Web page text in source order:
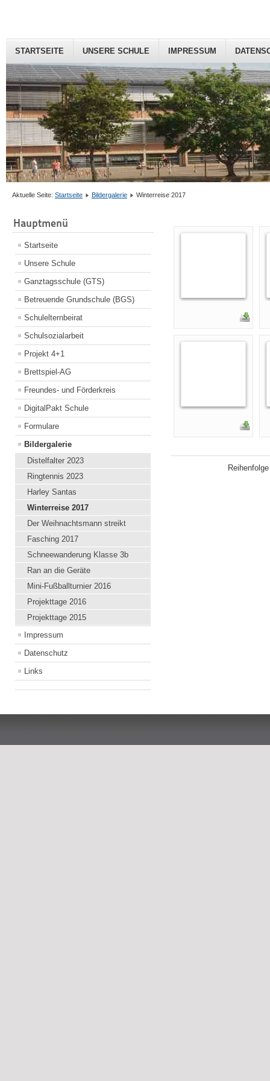
STARTSEITE UNSERE SCHULE IMPRESSUM
Aktuelle Seite: Startseite Bildergalerie Winterreise 2017
Hauptmenü
Startseite
Unsere Schule
Ganztagsschule (GTS)
Betreuende Grundschule (BGS)
Schulelternbeirat
Schulsozialarbeit
Projekt 4+1
Brettspiel-AG
Freundes- und Förderkreis
DigitalPakt Schule
Formulare
Bildergalerie
Distelfalter 2023
Ringtennis 2023
Harley Santas
Winterreise 2017
Der Weihnachtsmann streikt
Fasching 2017
Schneewanderung Klasse 3b
Ran an die Geräte
Mini-Fußballturnier 2016
Projekttage 2016
Projekttage 2015
Impressum
Datenschutz
Links